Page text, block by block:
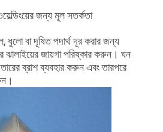
জন্য মূল সতর্কতা
ধুলো বা দূষিত পদার্থ দূর করার জন্য
ঝালাইয়ের জায়গা পরিষ্কার করুন। ঘন
ব্রাশ ব্যবহার করুন এবং তারপরে